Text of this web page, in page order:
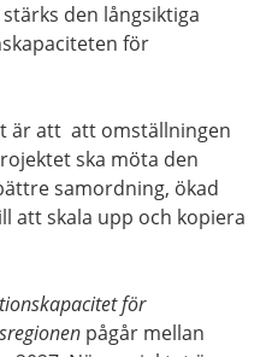
den långsiktiga
för
är att att omställningen
ska möta den
samordning, ökad
att skala upp och kopiera
för
pågår mellan